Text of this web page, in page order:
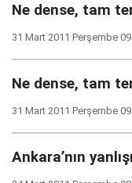
Ne dense, tam
31 Mart 2011 Perşembe
Ne dense, tam
31 Mart 2011 Perşembe
Ankara’nın